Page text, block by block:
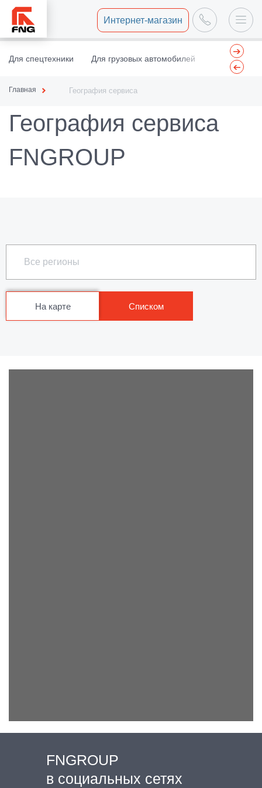
Интернет-магазин
Для спецтехники Для грузовых автомобилей Центр
Главная География сервиса
География сервиса
FNGROUP
Все регионы
На карте Списком
FNGROUP
в социальных сетях